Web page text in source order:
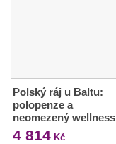
Polský ráj u Baltu:
polopenze a
neomezený wellness
4 814 Kč